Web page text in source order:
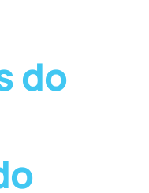
do